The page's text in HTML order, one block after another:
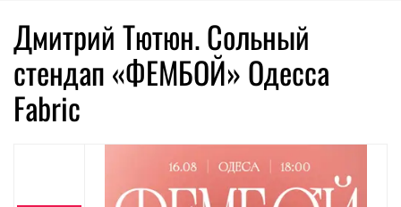
Дмитрий Тютюн. Сольный
стендап «ФЕМБОЙ» Одесса
Fabric